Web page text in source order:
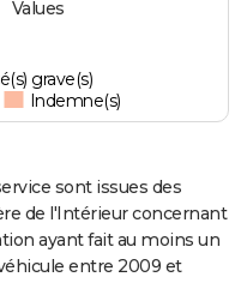
Values
grave(s)
Indemne(s)
sont issues des
de l'Intérieur concernant
ayant fait au moins un
entre 2009 et